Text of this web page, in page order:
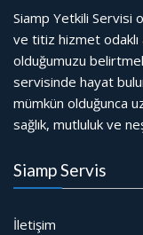
Siamp Yetkili Servisi
ve titiz hizmet odaklı
olduğumuzu
servisinde hayat
mümkün olduğunca
sağlık, mutluluk ve
Siamp Servis
İletişim